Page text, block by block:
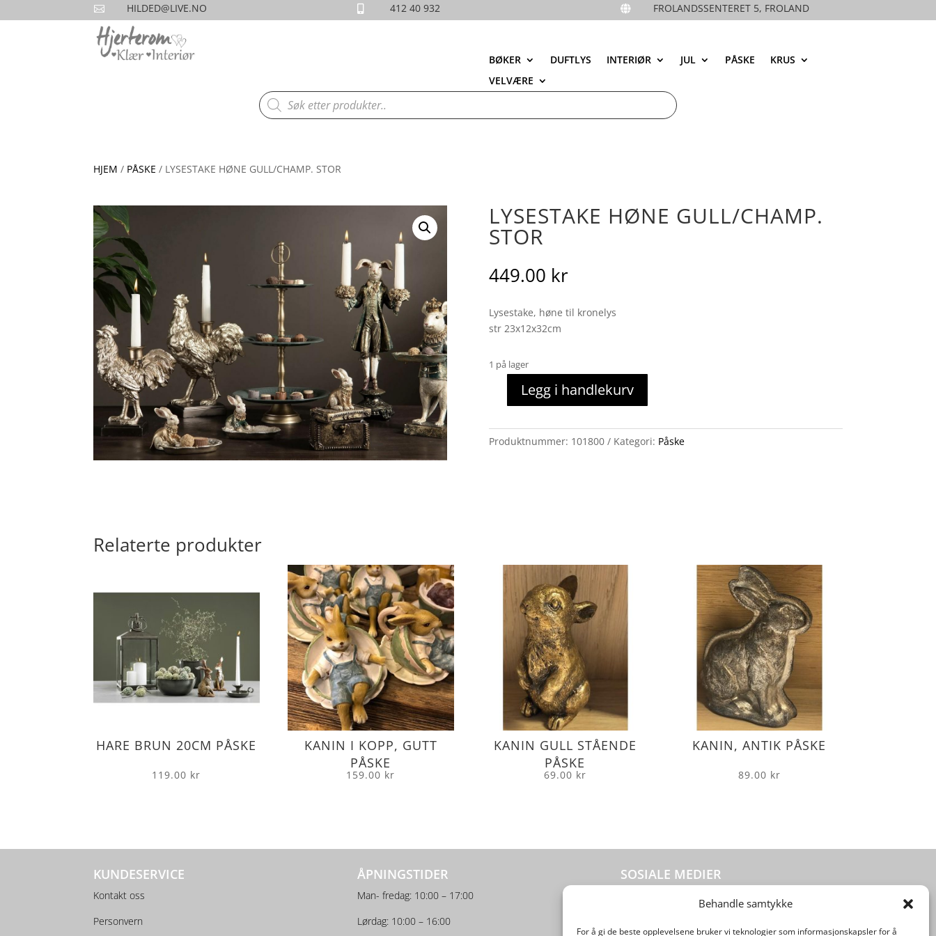
Behandle samtykke
For å gi de beste opplevelsene bruker vi teknologier som informasjonskapsler for å
 HILDED@LIVE.NO  412 40 932  FROLANDSSENTERET 5, FROLAND
BØKER DUFTLYS INTERIØR JUL PÅSKE
KRUS
VELVÆRE
Products
search
HJEM / PÅSKE / LYSESTAKE HØNE GULL/CHAMP. STOR
LYSESTAKE HØNE GULL/CHAMP.
STOR
449.00 kr
Lysestake, høne til kronelys
str 23x12x32cm
1 på lager
Lysestake
gull/champ.
stor
Legg i handlekurv
Produktnummer: 101800 Kategori: Påske
Relaterte produkter
HARE BRUN 20CM PÅSKE
119.00 kr
KANIN I KOPP, GUTT
PÅSKE
159.00 kr
KANIN GULL STÅENDE
PÅSKE
69.00 kr
KANIN, ANTIK PÅSKE
89.00 kr
KUNDESERVICE
Kontakt oss
Personvern
ÅPNINGSTIDER
Man- fredag: 10:00 – 17:00
Lørdag: 10:00 – 16:00
SOSIALE MEDIER